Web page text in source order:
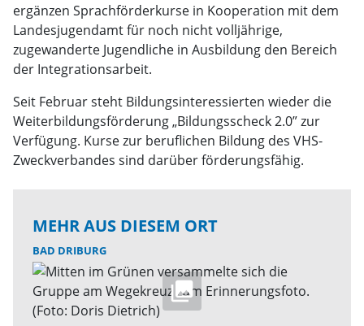
ergänzen Sprachförderkurse in Kooperation mit dem
Landesjugendamt für noch nicht volljährige,
zugewanderte Jugendliche in Ausbildung den Bereich
der Integrationsarbeit.
Seit Februar steht Bildungsinteressierten wieder die
Weiterbildungsförderung „Bildungsscheck 2.0” zur
Verfügung. Kurse zur beruflichen Bildung des VHS-
Zweckverbandes sind darüber förderungsfähig.
MEHR AUS DIESEM ORT
BAD DRIBURG